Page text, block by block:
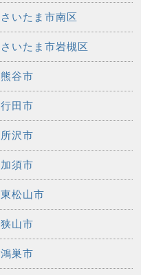
さいたま市南区
さいたま市岩槻区
熊谷市
行田市
所沢市
加須市
東松山市
狭山市
鴻巣市